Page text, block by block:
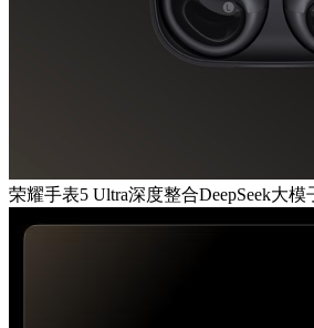
荣耀手表5 Ultra深度整合DeepSeek大